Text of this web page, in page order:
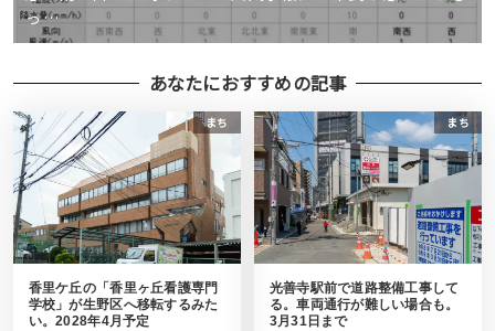
っ…
あなたにおすすめの記事
まち
香里ケ丘の「香里ヶ丘看護専門
学校」が生野区へ移転するみた
い。2028年4月予定
まち
光善寺駅前で道路整備工事して
る。車両通行が難しい場合も。
3月31日まで